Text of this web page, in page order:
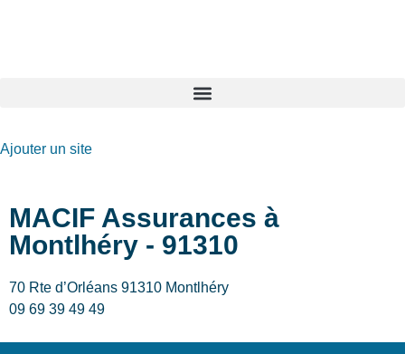
Ajouter un site
MACIF Assurances à
Montlhéry - 91310
70 Rte d’Orléans 91310 Montlhéry
09 69 39 49 49